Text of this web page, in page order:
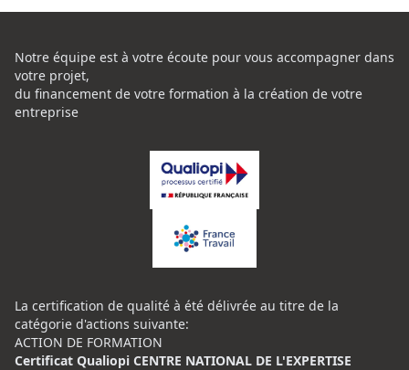
Notre équipe est à votre écoute pour vous accompagner dans
votre projet,
du financement de votre formation à la création de votre
entreprise
La certification de qualité à été délivrée au titre de la
catégorie d'actions suivante:
ACTION DE FORMATION
Certificat Qualiopi CENTRE NATIONAL DE L'EXPERTISE